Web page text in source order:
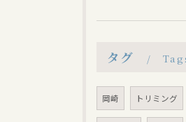
タグ
岡崎 トリミング